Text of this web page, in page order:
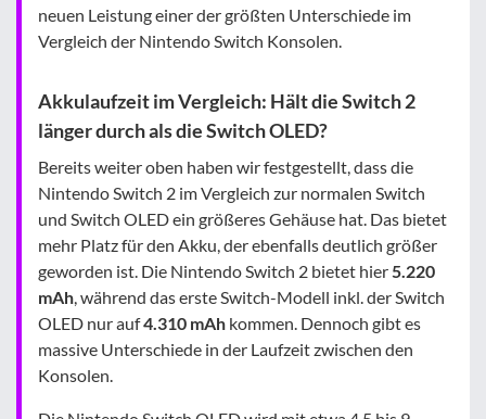
neuen Leistung einer der größten Unterschiede im
Vergleich der Nintendo Switch Konsolen.
Akkulaufzeit im Vergleich: Hält die Switch 2
länger durch als die Switch OLED?
Bereits weiter oben haben wir festgestellt, dass die
Nintendo Switch 2 im Vergleich zur normalen Switch
und Switch OLED ein größeres Gehäuse hat. Das bietet
mehr Platz für den Akku, der ebenfalls deutlich größer
geworden ist. Die Nintendo Switch 2 bietet hier5.220
mAh, während das erste Switch-Modell inkl. der Switch
OLED nur auf4.310 mAh kommen. Dennoch gibt es
massive Unterschiede in der Laufzeit zwischen den
Konsolen.